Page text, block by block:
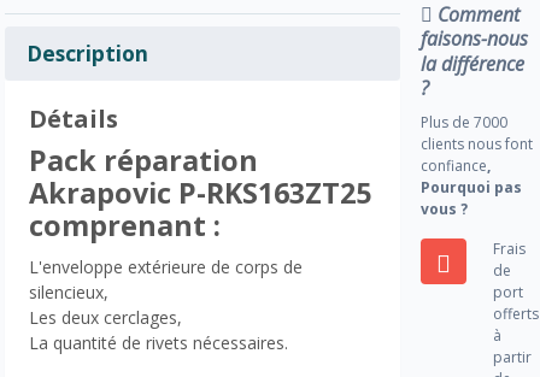
Description
Détails
Pack réparation
Akrapovic P-RKS163ZT25
comprenant :
L'enveloppe extérieure de corps de
silencieux,
Les deux cerclages,
La quantité de rivets nécessaires.
Comment
faisons-nous
la différence
?
Plus de 7000
clients nous font
confiance,
Pourquoi pas
vous ?
Frais
de
port
offerts
à
partir